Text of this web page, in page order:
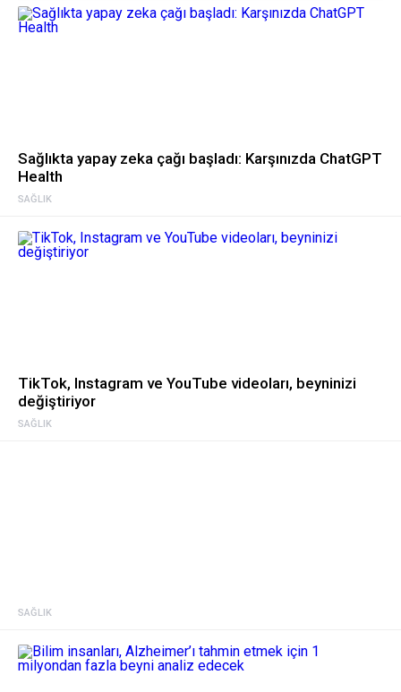
SAĞLIK
Sağlıkta yapay zeka çağı başladı: Karşınızda ChatGPT
Health
SAĞLIK
TikTok, Instagram ve YouTube videoları, beyninizi
değiştiriyor
SAĞLIK